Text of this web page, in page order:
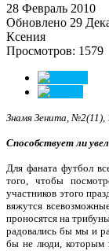
28 Февраль 2010
Обновлено 29
Ксения
Просмотров: 1579
Знамя Зенита, №2(11),
Способствует ли
Для фаната футбол
того, чтобы
участников этого
вяжутся
проносятся на
радовались бы мы и
бы не люди, которым